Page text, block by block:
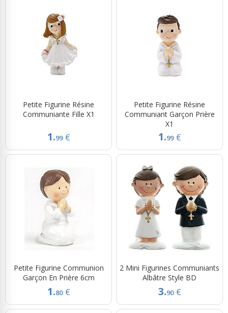
Petite Figurine Résine
Communiante Fille X1
1.99 €
Petite Figurine Résine
Communiant Garçon Prière
X1
1.99 €
Petite Figurine Communion
Garçon En Prière 6cm
1.80 €
2 Mini Figurines Communiants
Albâtre Style BD
3.90 €